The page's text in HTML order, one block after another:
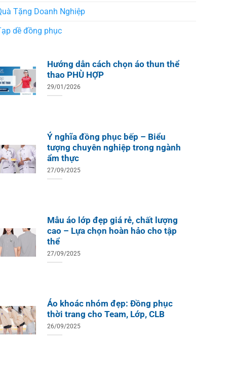
Tặng Doanh Nghiệp
dề đồng phục
Hướng dẫn cách chọn áo thun thể
thao PHÙ HỢP
29/01/2026
Ý nghĩa đồng phục bếp – Biểu
tượng chuyên nghiệp trong ngành
ẩm thực
27/09/2025
Mẫu áo lớp đẹp giá rẻ, chất lượng
cao – Lựa chọn hoàn hảo cho tập
thể
27/09/2025
Áo khoác nhóm đẹp: Đồng phục
thời trang cho Team, Lớp, CLB
26/09/2025